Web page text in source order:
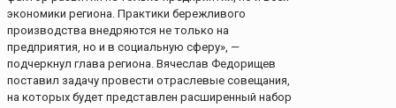
экономики региона. Практики бережливого
производства внедряются не только на
предприятия, но и в социальную сферу», —
подчеркнул глава региона. Вячеслав Федорищев
поставил задачу провести отраслевые совещания,
на которых будет представлен расширенный набор